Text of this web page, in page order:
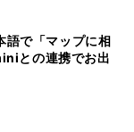
で「マップに相
との連携でお出